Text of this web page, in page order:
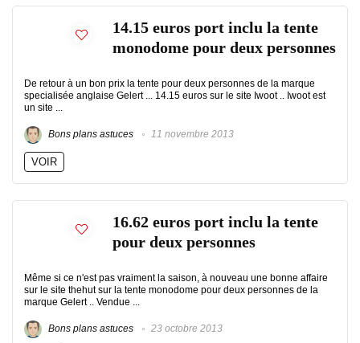
14.15 euros port inclu la tente
monodome pour deux personnes
De retour à un bon prix la tente pour deux personnes de la marque
specialisée anglaise Gelert ... 14.15 euros sur le site Iwoot .. Iwoot est
un site ...
Bons plans astuces 11 novembre 2013
VOIR
16.62 euros port inclu la tente
pour deux personnes
Même si ce n'est pas vraiment la saison, à nouveau une bonne affaire
sur le site thehut sur la tente monodome pour deux personnes de la
marque Gelert .. Vendue ...
Bons plans astuces 23 octobre 2013